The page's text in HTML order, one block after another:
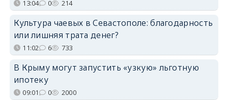
13:04 0 214
Культура чаевых в Севастополе: благодарность
или лишняя трата денег?
11:02 6 733
В Крыму могут запустить «узкую» льготную
ипотеку
09:01 0 2000